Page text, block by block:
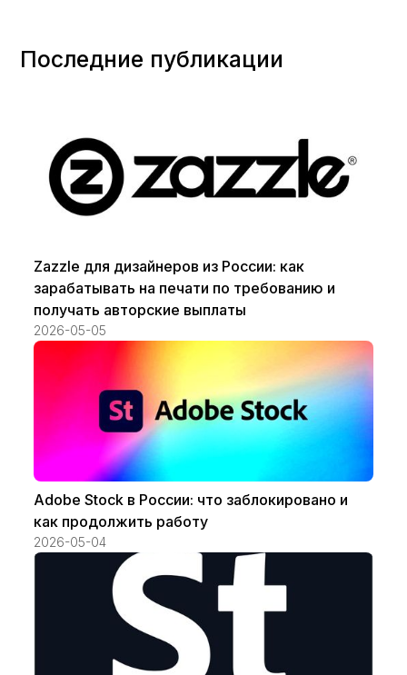
Последние публикации
Zazzle для дизайнеров из России: как
зарабатывать на печати по требованию и
получать авторские выплаты
2026-05-05
Adobe Stock в России: что заблокировано и
как продолжить работу
2026-05-04